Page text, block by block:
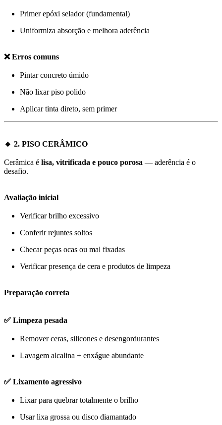
Primer epóxi selador (fundamental)
Uniformiza absorção e melhora aderência
❌ Erros comuns
Pintar concreto úmido
Não lixar piso polido
Aplicar tinta direto, sem primer
🔹 2. PISO CERÂMICO
Cerâmica é lisa, vitrificada e pouco porosa — aderência é o
desafio.
Avaliação inicial
Verificar brilho excessivo
Conferir rejuntes soltos
Checar peças ocas ou mal fixadas
Verificar presença de cera e produtos de limpeza
Preparação correta
✅ Limpeza pesada
Remover ceras, silicones e desengordurantes
Lavagem alcalina + enxágue abundante
✅ Lixamento agressivo
Lixar para quebrar totalmente o brilho
Usar lixa grossa ou disco diamantado